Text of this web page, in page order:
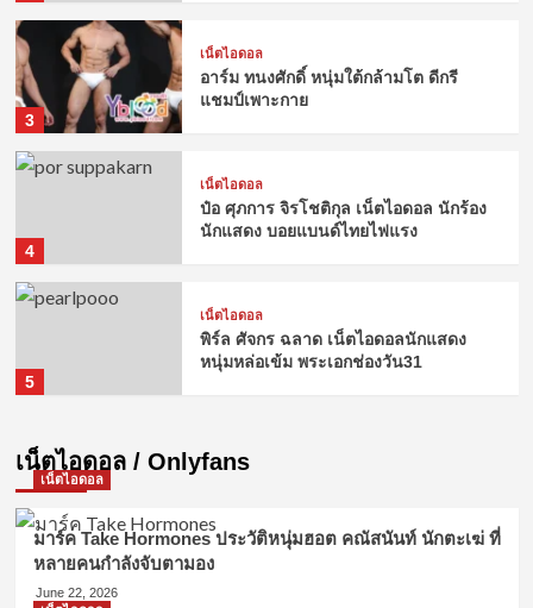
3
เน็ตไอดอล
อาร์ม ทนงศักดิ์ หนุ่มใต้กล้ามโต ดีกรี
แชมป์เพาะกาย
4
เน็ตไอดอล
ป๋อ ศุภการ จิรโชติกุล เน็ตไอดอล นักร้อง
นักแสดง บอยแบนด์ไทยไฟแรง
5
เน็ตไอดอล
พิร์ล ศัจกร ฉลาด เน็ตไอดอลนักแสดง
หนุ่มหล่อเข้ม พระเอกช่องวัน31
เน็ตไอดอล / Onlyfans
เน็ตไอดอล
มาร์ค Take Hormones ประวัติหนุ่มฮอต คณัสนันท์ นักตะเฆ่ ที่
หลายคนกำลังจับตามอง
June 22, 2026